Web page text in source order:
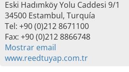
Eski Hadımköy Yolu Caddesi 9/1
34500 Estambul, Turquía
Tel: +90 (0)212 8671100
Fax: +90 (0)212 8866748
Mostrar email
www.reedtuyap.com.tr